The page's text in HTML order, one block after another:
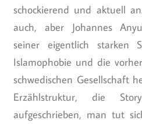
schockierend und aktuell
auch, aber Johannes
seiner eigentlich starken
Islamophobie und die
schwedischen Gesellschaft
Erzählstruktur, die
aufgeschrieben, man tut